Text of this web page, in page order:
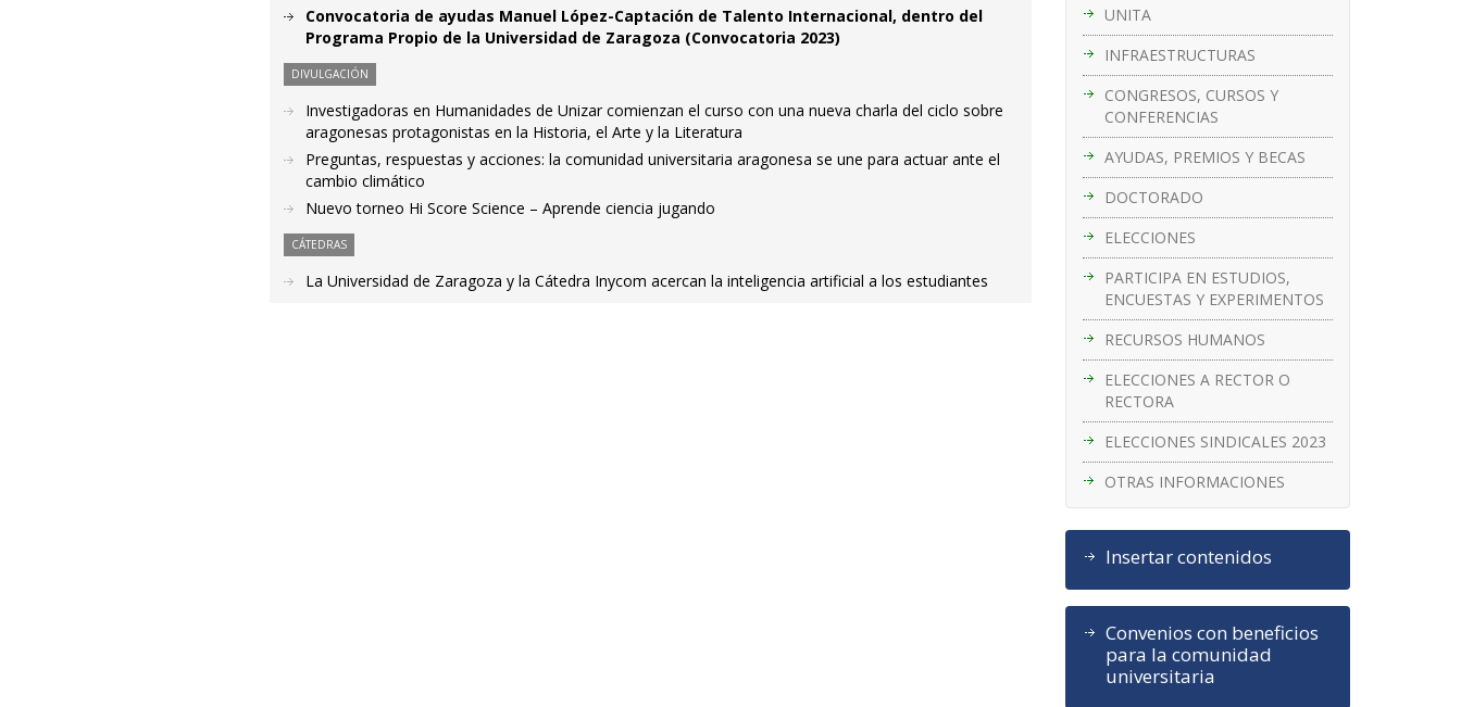
UNITA
INFRAESTRUCTURAS
CONGRESOS, CURSOS Y
CONFERENCIAS
AYUDAS, PREMIOS Y BECAS
DOCTORADO
ELECCIONES
PARTICIPA EN ESTUDIOS,
ENCUESTAS Y EXPERIMENTOS
RECURSOS HUMANOS
ELECCIONES A RECTOR O
RECTORA
ELECCIONES SINDICALES 2023
OTRAS INFORMACIONES
Insertar contenidos
Convenios con beneficios
para la comunidad
universitaria
Convocatoria de ayudas Manuel López-Captación de Talento Internacional, dentro del
Programa Propio de la Universidad de Zaragoza (Convocatoria 2023)
DIVULGACIÓN
Investigadoras en Humanidades de Unizar comienzan el curso con una nueva charla del ciclo sobre
aragonesas protagonistas en la Historia, el Arte y la Literatura
Preguntas, respuestas y acciones: la comunidad universitaria aragonesa se une para actuar ante el
cambio climático
Nuevo torneo Hi Score Science – Aprende ciencia jugando
CÁTEDRAS
La Universidad de Zaragoza y la Cátedra Inycom acercan la inteligencia artificial a los estudiantes